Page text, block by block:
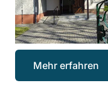
Mehr erfahren